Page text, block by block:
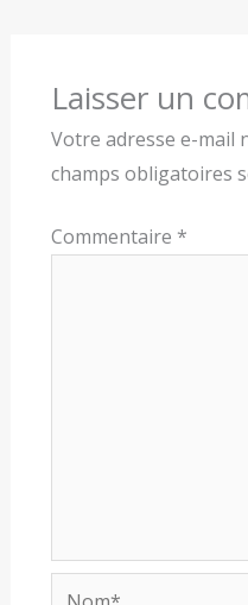
Laisser un
Votre adresse e-mail
champs obligatoires
Commentaire *
Nom*